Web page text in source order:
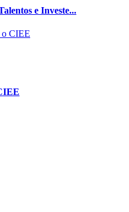
e Investe...